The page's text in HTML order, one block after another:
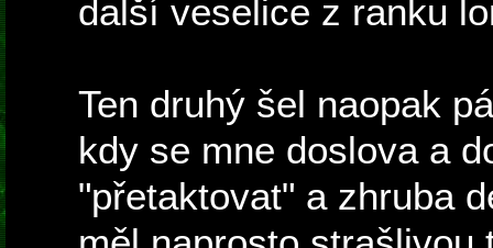
další veselice z ranku
Ten druhý šel naopak
kdy se mne doslova a
"přetaktovat" a zhruba